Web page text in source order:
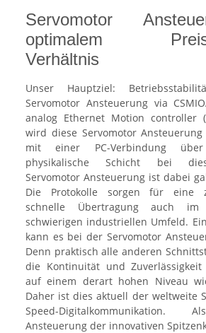
Servomotor
optimalem Preis-
Verhältnis
Unser Hauptziel:
Servomotor Ansteuerung via
analog Ethernet Motion controller
wird diese Servomotor Ansteuerung
mit einer PC-Verbindung
physikalische Schicht bei
Servomotor Ansteuerung ist dabei
Die Protokolle sorgen für eine
schnelle Übertragung auch im
schwierigen industriellen Umfeld.
kann es bei der Servomotor
Denn praktisch alle anderen
die Kontinuität und
auf einem derart hohen Niveau
Daher ist dies aktuell der weltweite
Speed-Digitalkommunikation.
Ansteuerung der innovativen